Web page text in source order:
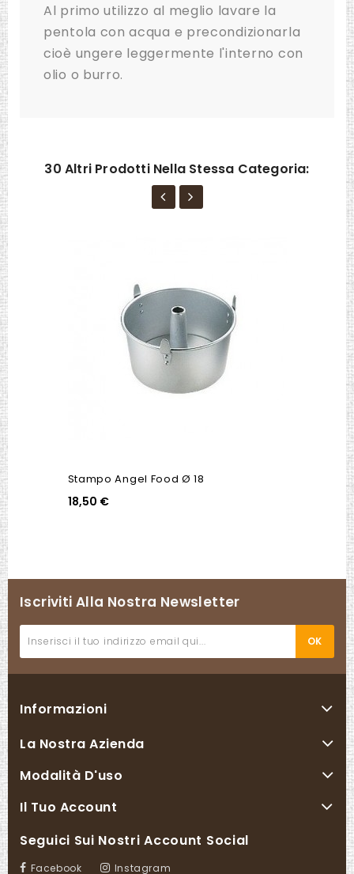
Al primo utilizzo al meglio lavare la
pentola con acqua e precondizionarla
cioè ungere leggermente l'interno con
olio o burro.
30 Altri Prodotti Nella Stessa Categoria:
Stampo Angel Food Ø 18
18,50 €
Iscriviti Alla Nostra Newsletter
Informazioni
La Nostra Azienda
Modalità D'uso
Il Tuo Account
Seguici Sui Nostri Account Social
Facebook Instagram